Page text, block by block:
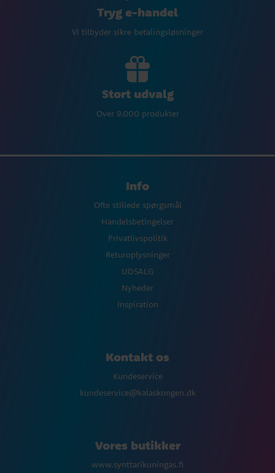
Tryg e-handel
Vi tilbyder sikre betalingsløsninger
Stort udvalg
Over 9.000 produkter
Info
Ofte stillede spørgsmål
Handelsbetingelser
Privatlivspolitik
Returoplysninger
UDSALG
Nyheder
Inspiration
Kontakt os
Kundeservice
kundeservice@kalaskongen.dk
Vores butikker
www.synttarikuningas.fi